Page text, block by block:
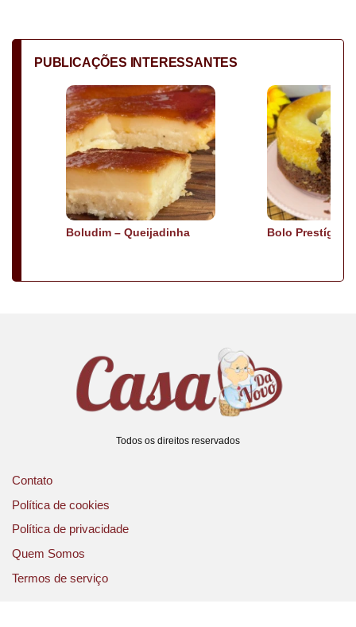
PUBLICAÇÕES INTERESSANTES
Boludim – Queijadinha Bolo Prestígio
Todos os direitos reservados
Contato
Política de cookies
Política de privacidade
Quem Somos
Termos de serviço